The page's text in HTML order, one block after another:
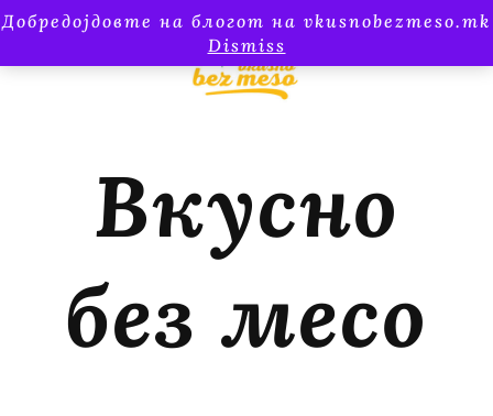
Добредојдовте на блогот на vkusnobezmeso.mk
Dismiss
Вкусно
без месо